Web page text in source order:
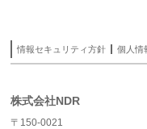
情報セキュリティ方針 個人情
株式会社NDR
〒150-0021